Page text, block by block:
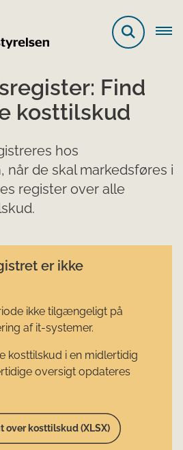
Find
kosttilskud
hos
når de skal markedsføres i
register over alle
er ikke
ikke tilgængeligt på
af it-systemer.
kosttilskud i en midlertidig
oversigt opdateres
over kosttilskud (XLSX)